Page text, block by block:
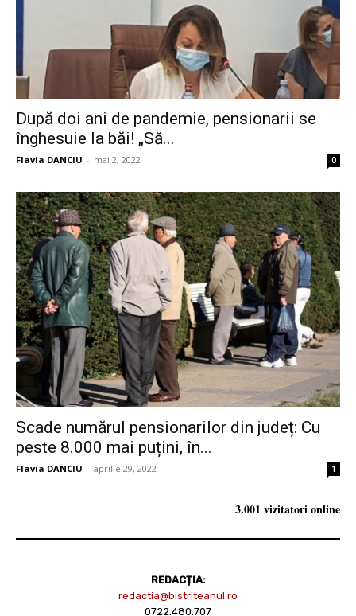
După doi ani de pandemie, pensionarii se
înghesuie la băi! „Să...
Flavia DANCIU - mai 2, 2022 0
Scade numărul pensionarilor din județ: Cu
peste 8.000 mai puțini, în...
Flavia DANCIU - aprilie 29, 2022 1
3.001 vizitatori online
REDACȚIA:
redactia@bistriteanul.ro
0722.480.707